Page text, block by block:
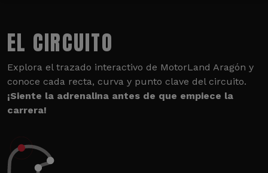
EL CIRCUITO
Explora el trazado interactivo de MotorLand Aragón y
conoce cada recta, curva y punto clave del circuito.
¡Siente la adrenalina antes de que empiece la
carrera!